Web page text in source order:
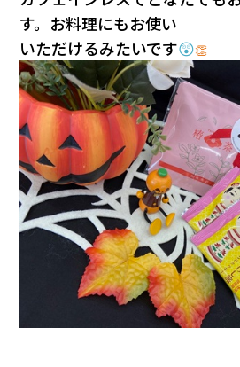
す。お料理にもお使い
いただけるみたいです😲👏